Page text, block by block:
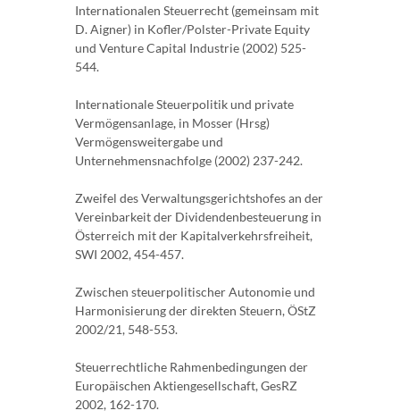
Internationalen Steuerrecht (gemeinsam mit
D. Aigner) in Kofler/Polster-Private Equity
und Venture Capital Industrie (2002) 525-
544.
Internationale Steuerpolitik und private
Vermögensanlage, in Mosser (Hrsg)
Vermögensweitergabe und
Unternehmensnachfolge (2002) 237-242.
Zweifel des Verwaltungsgerichtshofes an der
Vereinbarkeit der Dividendenbesteuerung in
Österreich mit der Kapitalverkehrsfreiheit,
SWI 2002, 454-457.
Zwischen steuerpolitischer Autonomie und
Harmonisierung der direkten Steuern, ÖStZ
2002/21, 548-553.
Steuerrechtliche Rahmenbedingungen der
Europäischen Aktiengesellschaft, GesRZ
2002, 162-170.